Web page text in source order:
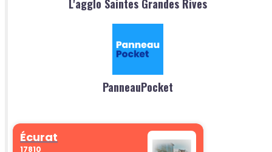
L'agglo Saintes Grandes Rives
PanneauPocket